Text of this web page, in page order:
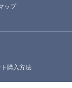
ップ
購入方法